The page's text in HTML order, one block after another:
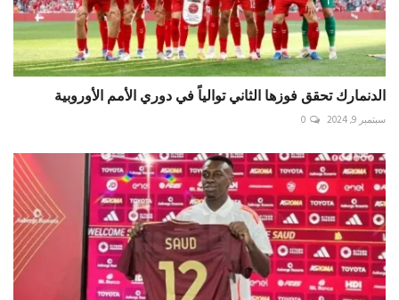
الدنمارك تحقق فوزها الثاني توالياً في دوري الأمم الأوروبية
سبتمبر 9, 2024 0